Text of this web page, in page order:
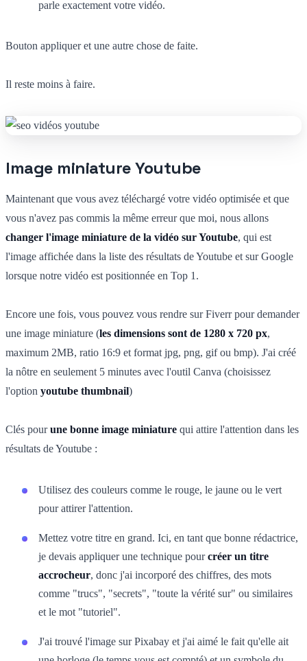
parle exactement votre vidéo.
Bouton appliquer et une autre chose de faite.
Il reste moins à faire.
Image miniature Youtube
Maintenant que vous avez téléchargé votre vidéo optimisée et que
vous n'avez pas commis la même erreur que moi, nous allons
changer l'image miniature de la vidéo sur Youtube, qui est
l'image affichée dans la liste des résultats de Youtube et sur Google
lorsque notre vidéo est positionnée en Top 1.
Encore une fois, vous pouvez vous rendre sur Fiverr pour demander
une image miniature (les dimensions sont de 1280 x 720 px,
maximum 2MB, ratio 16:9 et format jpg, png, gif ou bmp). J'ai créé
la nôtre en seulement 5 minutes avec l'outil Canva (choisissez
l'option youtube thumbnail)
Clés pourune bonne image miniature qui attire l'attention dans les
résultats de Youtube :
Utilisez des couleurs comme le rouge, le jaune ou le vert
pour attirer l'attention.
Mettez votre titre en grand. Ici, en tant que bonne rédactrice,
je devais appliquer une technique pourcréer un titre
accrocheur, donc j'ai incorporé des chiffres, des mots
comme "trucs", "secrets", "toute la vérité sur" ou similaires
et le mot "tutoriel".
J'ai trouvé l'image sur Pixabay et j'ai aimé le fait qu'elle ait